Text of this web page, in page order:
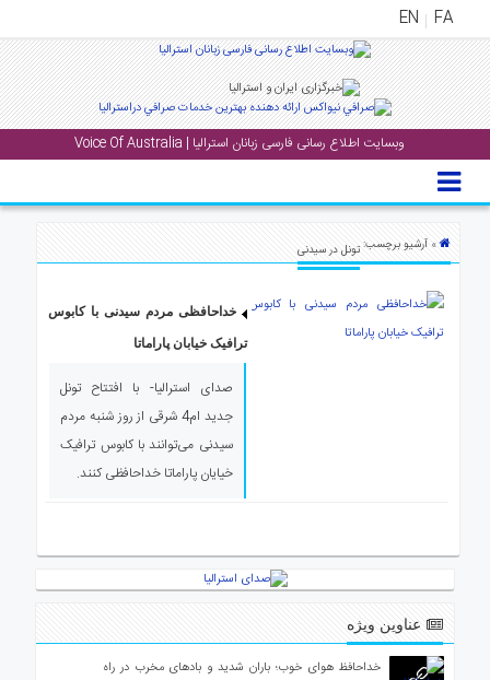
FA
EN
وبسایت اطلاع رسانی فارسی زبانان استرالیا | Voice Of Australia
منوی
اصلی
جشن
درباره
» آرشیو برچسب:تونل در سیدنی
خداحافظی مردم سیدنی با کابوس
ترافیک خیابان پاراماتا
صدای استرالیا- با افتتاح تونل
جدید ام4 شرقی از روز شنبه مردم
سیدنی می‌توانند با کابوس ترافیک
خیایان پاراماتا خداحافظی کنند.
عناوین ویژه
خداحافظ هوای خوب؛ باران شدید و بادهای مخرب در راه